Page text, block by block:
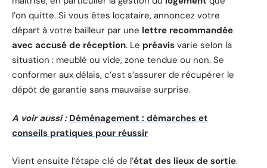
l’on quitte. Si vous êtes locataire, annoncez votre
départ à votre bailleur par une lettre recommandée
avec accusé de réception. Le préavis varie selon la
situation : meublé ou vide, zone tendue ou non. Se
conformer aux délais, c’est s’assurer de récupérer le
dépôt de garantie sans mauvaise surprise.
A voir aussi : Déménagement : démarches et
conseils pratiques pour réussir
Vient ensuite l’étape clé de l’état des lieux de sortie.